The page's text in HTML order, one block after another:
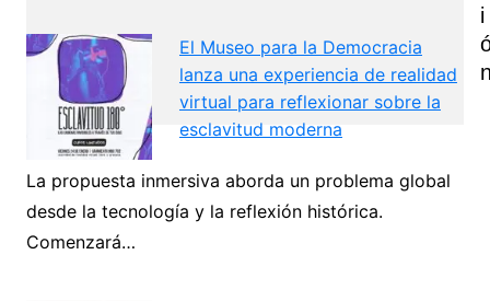
El Museo para la Democracia
lanza una experiencia de realidad
virtual para reflexionar sobre la
esclavitud moderna
La propuesta inmersiva aborda un problema global
desde la tecnología y la reflexión histórica.
Comenzará…
I
Navegación
de
entradas